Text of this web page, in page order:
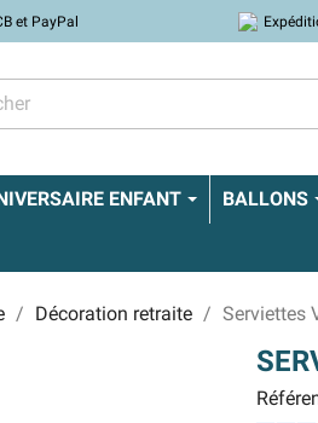
et PayPal
ENFANT BALLONS
Décoration retraite Serviettes